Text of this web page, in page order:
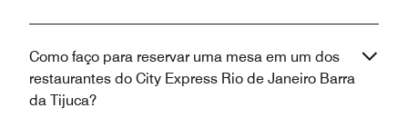
Como faço para reservar uma mesa em um dos
restaurantes do City Express Rio de Janeiro Barra
da Tijuca?